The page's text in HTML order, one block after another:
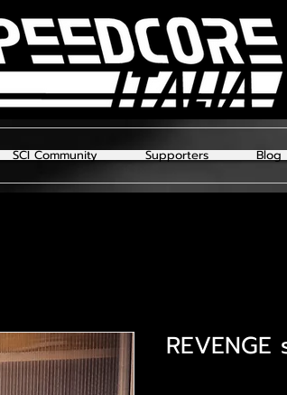
SCI Community Supporters Blog